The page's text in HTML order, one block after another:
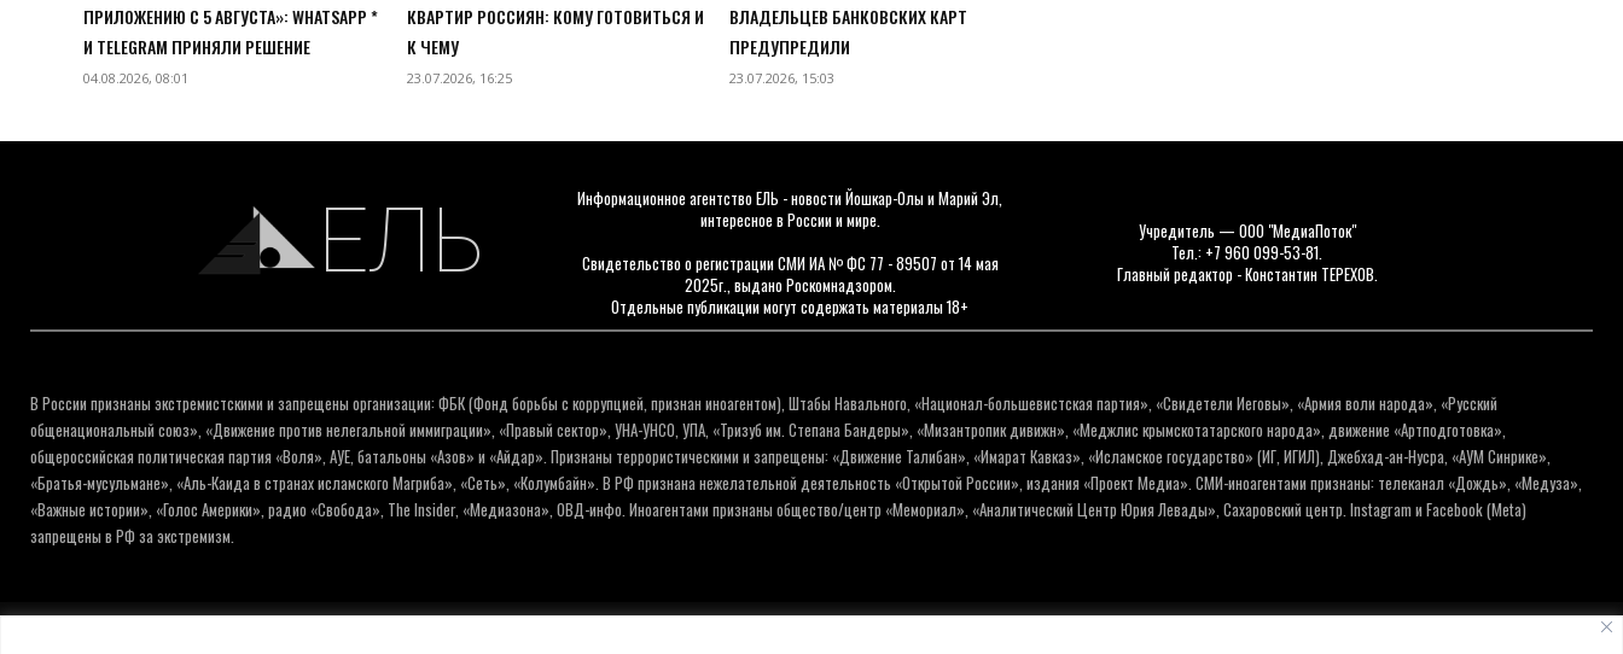
ПРИЛОЖЕНИЮ C 5 АВГУСТА»: WHATSAPP *
И TELEGRAM ПРИНЯЛИ РЕШЕНИЕ
04.08.2026, 08:01
КВАРТИР РОССИЯН: КОМУ ГОТОВИТЬСЯ И
К ЧЕМУ
23.07.2026, 16:25
ВЛАДЕЛЬЦЕВ БАНКОВСКИХ КАРТ
ПРЕДУПРЕДИЛИ
23.07.2026, 15:03
ЕЛЬ
Информационное агентство ЕЛЬ - новости Йошкар-Олы и Марий Эл,
интересное в России и мире.
Свидетельство о регистрации СМИ ИА № ФС 77 - 89507 от 14 мая
2025г., выдано Роскомнадзором.
Отдельные публикации могут содержать материалы 18+
Учредитель — ООО "МедиаПоток"
Тел.: +7 960 099-53-81.
Главный редактор - Константин ТЕРЕХОВ.
В России признаны экстремистскими и запрещены организации: ФБК (Фонд борьбы с коррупцией, признан иноагентом), Штабы Навального, «Национал-большевистская партия», «Свидетели Иеговы», «Армия воли народа», «Русский
общенациональный союз», «Движение против нелегальной иммиграции», «Правый сектор», УНА-УНСО, УПА, «Тризуб им. Степана Бандеры», «Мизантропик дивижн», «Меджлис крымскотатарского народа», движение «Артподготовка»,
общероссийская политическая партия «Воля», АУЕ, батальоны «Азов» и «Айдар». Признаны террористическими и запрещены: «Движение Талибан», «Имарат Кавказ», «Исламское государство» (ИГ, ИГИЛ), Джебхад-ан-Нусра, «АУМ Синрике»,
«Братья-мусульмане», «Аль-Каида в странах исламского Магриба», «Сеть», «Колумбайн». В РФ признана нежелательной деятельность «Открытой России», издания «Проект Медиа». СМИ-иноагентами признаны: телеканал «Дождь», «Медуза»,
«Важные истории», «Голос Америки», радио «Свобода», The Insider, «Медиазона», ОВД-инфо. Иноагентами признаны общество/центр «Мемориал», «Аналитический Центр Юрия Левады», Сахаровский центр. Instagram и Facebook (Metа)
запрещены в РФ за экстремизм.